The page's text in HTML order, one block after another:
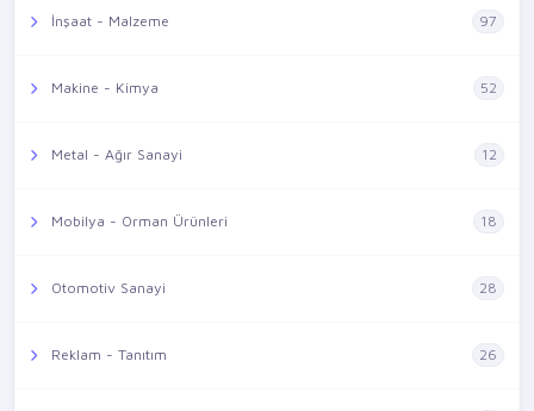
İnşaat - Malzeme 97
Makine - Kimya 52
Metal - Ağır Sanayi 12
Mobilya - Orman Ürünleri 18
Otomotiv Sanayi 28
Reklam - Tanıtım 26